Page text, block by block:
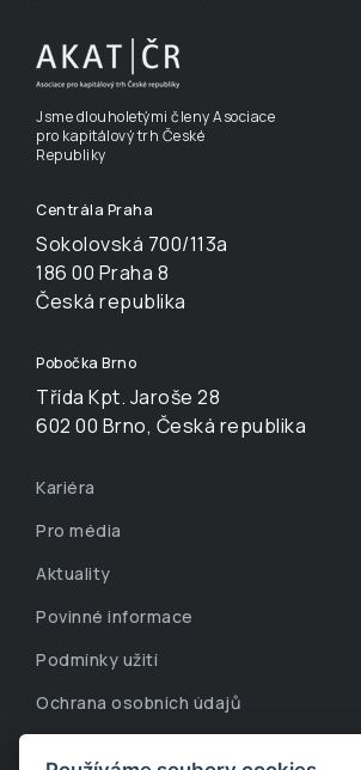
Jsme dlouholetými členy Asociace
pro kapitálový trh České
Republiky
Centrála Praha
Sokolovská 700/113a
186 00 Praha 8
Česká republika
Pobočka Brno
Třída Kpt. Jaroše 28
602 00 Brno, Česká republika
Kariéra
Pro média
Aktuality
Povinné informace
Podmínky užití
Ochrana osobních údajů